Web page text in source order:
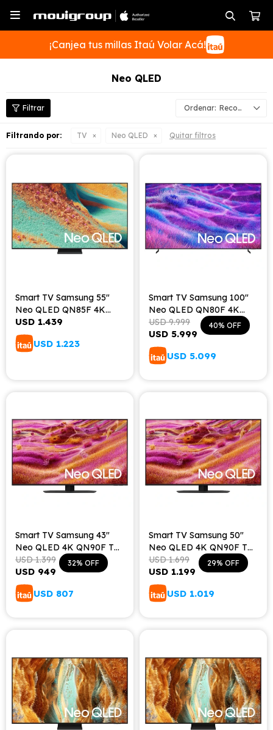

¡Canjea tus millas Itaú Volar Acá!
Neo QLED
Recomendados
Filtrando por: TV Neo QLED Quitar filtros
Smart TV Samsung 55"
Neo QLED QN85F 4K
Vision AI (2025)
USD 1.439
USD 1.223
Smart TV Samsung 100"
Neo QLED QN80F 4K
Samsung (2025)
USD 5.999
USD 9.999 40
USD 5.099
Smart TV Samsung 43"
Neo QLED 4K QN90F TV
Gaming (2025)
USD 949
USD 1.399 32
USD 807
Smart TV Samsung 50"
Neo QLED 4K QN90F TV
Gaming (2025)
USD 1.199
USD 1.699 29
USD 1.019